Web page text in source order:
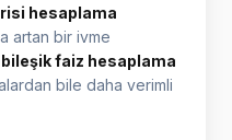
hesaplama
artan bir ivme
bileşik faiz hesaplama
bile daha verimli